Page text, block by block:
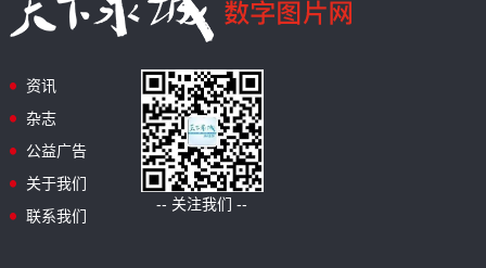
资讯
杂志
公益广告
关于我们
联系我们
-- 关注我们 --